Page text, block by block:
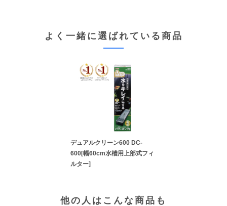
よく一緒に選ばれている商品
デュアルクリーン600 DC-
600[幅60cm水槽用上部式フィ
ルター]
他の人はこんな商品も